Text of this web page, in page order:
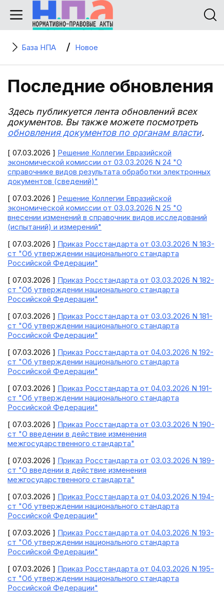
База НПА Новое
Последние обновления
Здесь публикуется лента обновлений всех
документов. Вы также можете посмотреть
обновления документов по органам власти.
[ 07.03.2026 ] Решение Коллегии Евразийской
экономической комиссии от 03.03.2026 N 24 "О
справочнике видов результата обработки электронных
документов (сведений)"
[ 07.03.2026 ] Решение Коллегии Евразийской
экономической комиссии от 03.03.2026 N 25 "О
внесении изменений в справочник видов исследований
(испытаний) и измерений"
[ 07.03.2026 ] Приказ Росстандарта от 03.03.2026 N 183-
ст "Об утверждении национального стандарта
Российской Федерации"
[ 07.03.2026 ] Приказ Росстандарта от 03.03.2026 N 182-
ст "Об утверждении национального стандарта
Российской Федерации"
[ 07.03.2026 ] Приказ Росстандарта от 03.03.2026 N 181-
ст "Об утверждении национального стандарта
Российской Федерации"
[ 07.03.2026 ] Приказ Росстандарта от 04.03.2026 N 192-
ст "Об утверждении национального стандарта
Российской Федерации"
[ 07.03.2026 ] Приказ Росстандарта от 04.03.2026 N 191-
ст "Об утверждении национального стандарта
Российской Федерации"
[ 07.03.2026 ] Приказ Росстандарта от 03.03.2026 N 190-
ст "О введении в действие изменения
межгосударственного стандарта"
[ 07.03.2026 ] Приказ Росстандарта от 03.03.2026 N 189-
ст "О введении в действие изменения
межгосударственного стандарта"
[ 07.03.2026 ] Приказ Росстандарта от 04.03.2026 N 194-
ст "Об утверждении национального стандарта
Российской Федерации"
[ 07.03.2026 ] Приказ Росстандарта от 04.03.2026 N 193-
ст "Об утверждении национального стандарта
Российской Федерации"
[ 07.03.2026 ] Приказ Росстандарта от 04.03.2026 N 195-
ст "Об утверждении национального стандарта
Российской Федерации"